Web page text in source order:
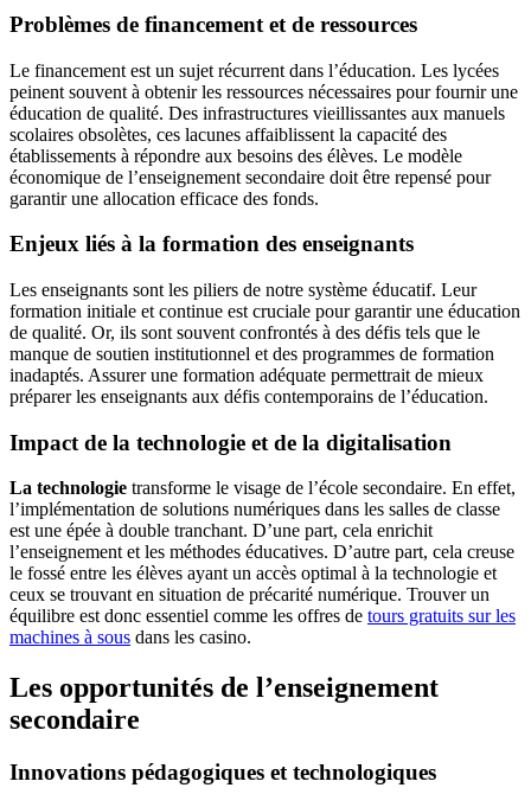
Problèmes de financement et de ressources
Le financement est un sujet récurrent dans l’éducation. Les lycées
peinent souvent à obtenir les ressources nécessaires pour fournir une
éducation de qualité. Des infrastructures vieillissantes aux manuels
scolaires obsolètes, ces lacunes affaiblissent la capacité des
établissements à répondre aux besoins des élèves. Le modèle
économique de l’enseignement secondaire doit être repensé pour
garantir une allocation efficace des fonds.
Enjeux liés à la formation des enseignants
Les enseignants sont les piliers de notre système éducatif. Leur
formation initiale et continue est cruciale pour garantir une éducation
de qualité. Or, ils sont souvent confrontés à des défis tels que le
manque de soutien institutionnel et des programmes de formation
inadaptés. Assurer une formation adéquate permettrait de mieux
préparer les enseignants aux défis contemporains de l’éducation.
Impact de la technologie et de la digitalisation
La technologie transforme le visage de l’école secondaire. En effet,
l’implémentation de solutions numériques dans les salles de classe
est une épée à double tranchant. D’une part, cela enrichit
l’enseignement et les méthodes éducatives. D’autre part, cela creuse
le fossé entre les élèves ayant un accès optimal à la technologie et
ceux se trouvant en situation de précarité numérique. Trouver un
équilibre est donc essentiel comme les offres de tours gratuits sur les
machines à sous dans les casino.
Les opportunités de l’enseignement
secondaire
Innovations pédagogiques et technologiques